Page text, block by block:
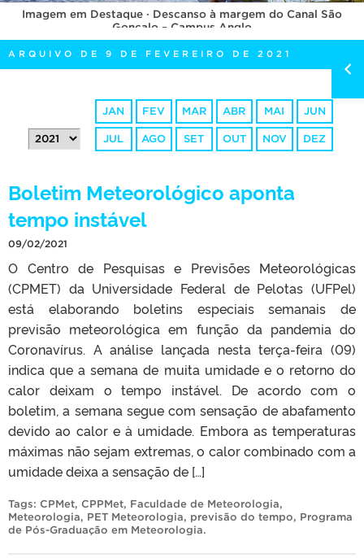
OUVIDORIA
PORTARIAS
TELEFONES
Imagem em Destaque · Descanso à margem do Canal São
Gonçalo – Campus Anglo
ARQUIVO DE 9 DE FEVEREIRO DE 2021
JAN FEV MAR ABR MAI JUN
JUL AGO SET OUT NOV DEZ
Boletim Meteorológico aponta
tempo instável
09/02/2021
O Centro de Pesquisas e Previsões Meteorológicas
(CPMET) da Universidade Federal de Pelotas (UFPel)
está elaborando boletins especiais semanais de
previsão meteorológica em função da pandemia do
Coronavírus. A análise lançada nesta terça-feira (09)
indica que a semana de muita umidade e o retorno do
calor deixam o tempo instável. De acordo com o
boletim, a semana segue com sensação de abafamento
devido ao calor e à umidade. Embora as temperaturas
máximas não sejam extremas, o calor combinado com a
umidade deixa a sensação de […]
Tags: CPMet, CPPMet, Faculdade de Meteorologia,
Meteorologia, PET Meteorologia, previsão do tempo, Programa
de Pós-Graduação em Meteorologia.